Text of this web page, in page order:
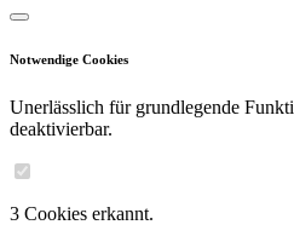
Notwendige Cookies
Unerlässlich für grundlegende
deaktivierbar.
3 Cookies erkannt.